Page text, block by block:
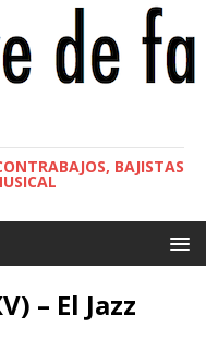
BAJISTAS
– El Jazz